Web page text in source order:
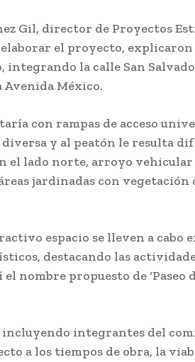
Gil, director de Proyectos
el proyecto, explicaron
integrando la calle San
Avenida México.
con rampas de acceso
y al peatón le resulta
el lado norte, arroyo vehicular
jardinadas con vegetación
espacio se lleven a cabo
destacando las
nombre propuesto de ‘Paseo
incluyendo integrantes del
a los tiempos de obra, la